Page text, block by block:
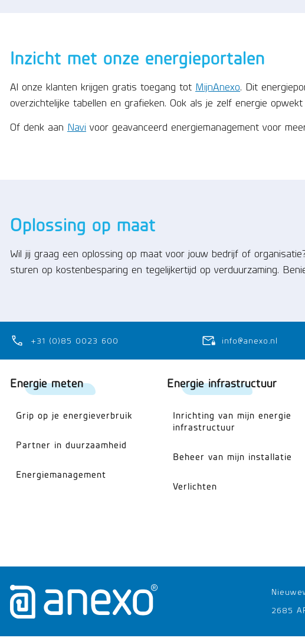
Inzicht met onze energieportalen
Al onze klanten krijgen gratis toegang tot MijnAnexo. Dit
overzichtelijke tabellen en grafieken. Ook als je zelf energie
Of denk aan Navi voor geavanceerd energiemanagement voor
Oplossing op maat
Wil jij graag een oplossing op maat voor jouw bedrijf of
sturen op kostenbesparing en tegelijkertijd op verduurzaming.
+31 (0)85 0023 600 info@anexo.nl
Energie meten
Grip op je energieverbruik
Partner in duurzaamheid
Energiemanagement
Energie infrastructuur
Inrichting van mijn energie
infrastructuur
Beheer van mijn installatie
Verlichten
2685